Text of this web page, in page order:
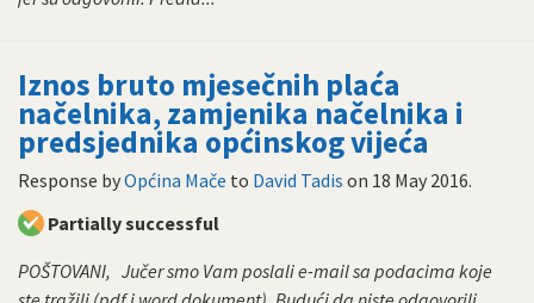
Iznos bruto mjesečnih plaća
načelnika, zamjenika načelnika i
predsjednika općinskog vijeća
Response byOpćina Mače to David Tadis on 18 May 2016.
Partially successful
POŠTOVANI, Jučer smo Vam poslali e-mail sa podacima koje